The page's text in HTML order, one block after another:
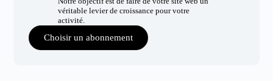
véritable levier de croissance pour votre
activité.
Choisir un abonnement